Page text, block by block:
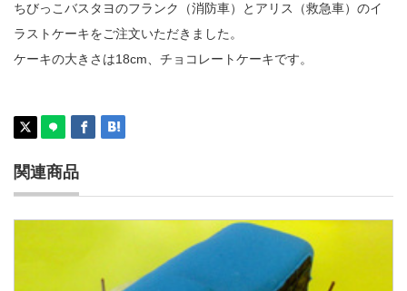
ちびっこバスタヨのフランク（消防車）とアリス（救急車）のイ
ラストケーキをご注文いただきました。
ケーキの大きさは18cm、チョコレートケーキです。
関連商品